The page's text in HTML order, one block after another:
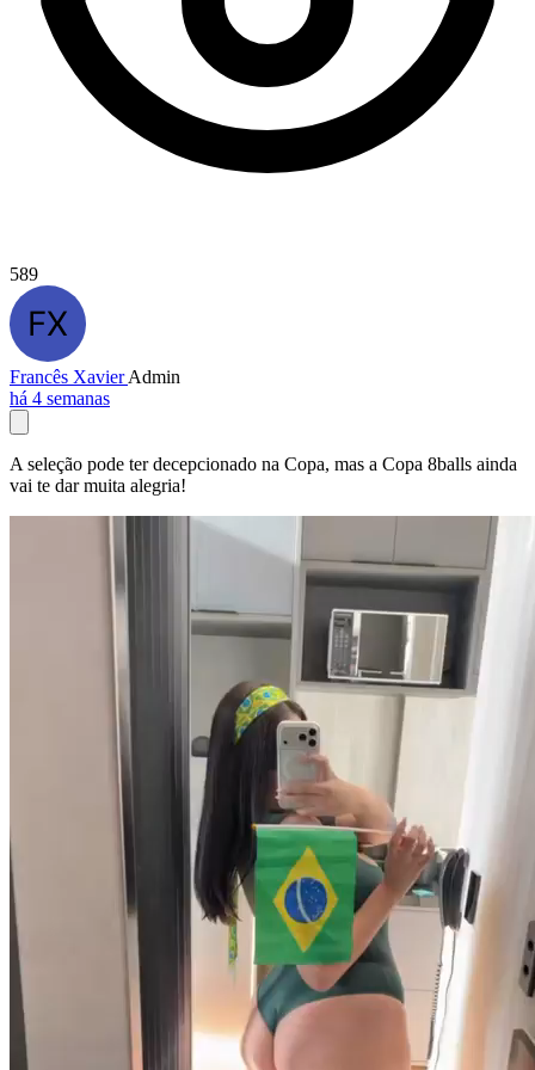
589
Francês XavierAdmin
há 4 semanas
A seleção pode ter decepcionado na Copa, mas a Copa 8balls ainda
vai te dar muita alegria!